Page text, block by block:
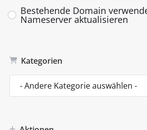
Kategorien
Bestehende Domain
Nameserver aktualisieren